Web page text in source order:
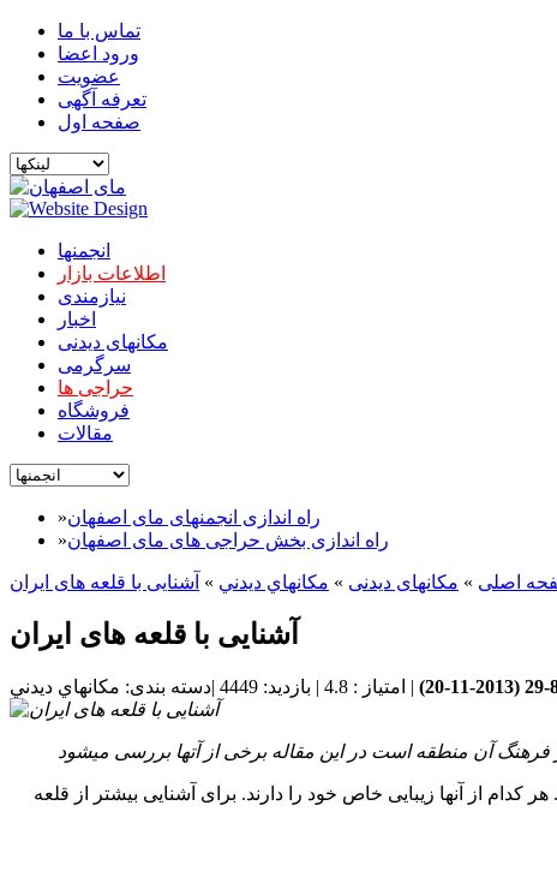
تماس با ما
ورود اعضا
عضویت
تعرفه آگهی
صفحه اول
انجمنها
اطلاعات بازار
نیازمندی
اخبار
مکانهای دیدنی
سرگرمی
حراجی ها
فروشگاه
مقالات
»راه اندازی انجمنهای مای اصفهان
»راه اندازی بخش حراجی های مای اصفهان
اصلی » مکانهای دیدنی » مكانهاي ديدني » آشنایی با قلعه های ایران
آشنایی با قلعه های ایران
2013-11-20
)
| امتیاز : 4.8
| بازدید: 4449
|دسته بندی: مكانهاي ديدني
فرهنگ آن منطقه است در این مقاله برخی از آتها بررسی میشود
از آنها زیبایی خاص خود را دارند. برای آشنایی بیشتر از قلعه